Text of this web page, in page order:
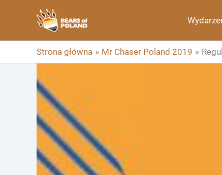
Strona główna Mr Chaser Poland 2019